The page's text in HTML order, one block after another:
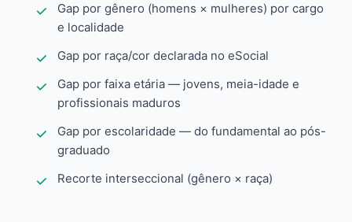
Gap por gênero (homens × mulheres) por cargo
e localidade
Gap por raça/cor declarada no eSocial
Gap por faixa etária — jovens, meia-idade e
profissionais maduros
Gap por escolaridade — do fundamental ao pós-
graduado
Recorte interseccional (gênero × raça)